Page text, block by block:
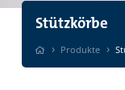
Stützkörbe
› Produkte ›